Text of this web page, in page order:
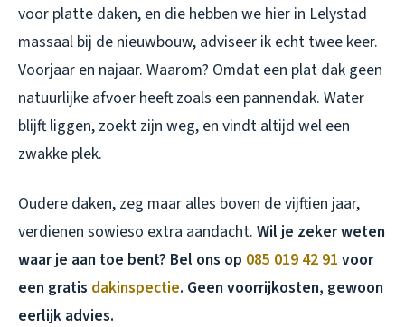
voor platte daken, en die hebben we hier in Lelystad
massaal bij de nieuwbouw, adviseer ik echt twee keer.
Voorjaar en najaar. Waarom? Omdat een plat dak geen
natuurlijke afvoer heeft zoals een pannendak. Water
blijft liggen, zoekt zijn weg, en vindt altijd wel een
zwakke plek.
Oudere daken, zeg maar alles boven de vijftien jaar,
verdienen sowieso extra aandacht. Wil je zeker weten
waar je aan toe bent? Bel ons op 085 019 42 91 voor
een gratis dakinspectie. Geen voorrijkosten, gewoon
eerlijk advies.